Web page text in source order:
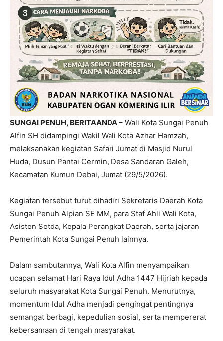
SUNGAI PENUH, BERITAANDA – Wali Kota Sungai Penuh
Alfin SH didampingi Wakil Wali Kota Azhar Hamzah,
melaksanakan kegiatan Safari Jumat di Masjid Nurul
Huda, Dusun Pantai Cermin, Desa Sandaran Galeh,
Kecamatan Kumun Debai, Jumat (29/5/2026).
Kegiatan tersebut turut dihadiri Sekretaris Daerah Kota
Sungai Penuh Alpian SE MM, para Staf Ahli Wali Kota,
Asisten Setda, Kepala Perangkat Daerah, serta jajaran
Pemerintah Kota Sungai Penuh lainnya.
Dalam sambutannya, Wali Kota Alfin menyampaikan
ucapan selamat Hari Raya Idul Adha 1447 Hijriah kepada
seluruh masyarakat Kota Sungai Penuh. Menurutnya,
momentum Idul Adha menjadi pengingat pentingnya
semangat berbagi, kepedulian sosial, serta mempererat
kebersamaan di tengah masyarakat.